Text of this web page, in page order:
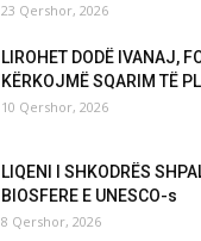
23 Qershor, 2026
LIROHET DODË IVANAJ,
KËRKOJMË SQARIM TË
10 Qershor, 2026
LIQENI I SHKODRËS
BIOSFERE E UNESCO-s
8 Qershor, 2026